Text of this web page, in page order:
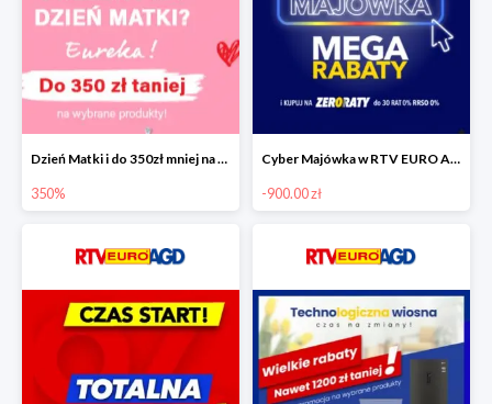
Dzień Matki i do 350zł mniej na wybrane produkty
350%
Cyber Majówka w RTV EURO AGD do -900 zł
-900.00 zł